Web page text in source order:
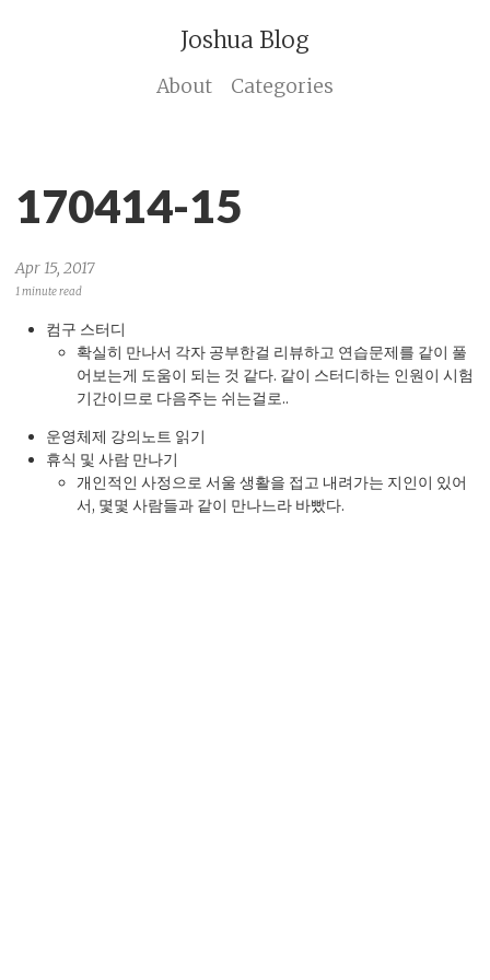
Joshua Blog
About Categories
170414-15
Apr 15, 2017
1 minute read
컴구 스터디
확실히 만나서 각자 공부한걸 리뷰하고 연습문제를 같이 풀
어보는게 도움이 되는 것 같다. 같이 스터디하는 인원이 시험
기간이므로 다음주는 쉬는걸로..
운영체제 강의노트 읽기
휴식 및 사람 만나기
개인적인 사정으로 서울 생활을 접고 내려가는 지인이 있어
서, 몇몇 사람들과 같이 만나느라 바빴다.